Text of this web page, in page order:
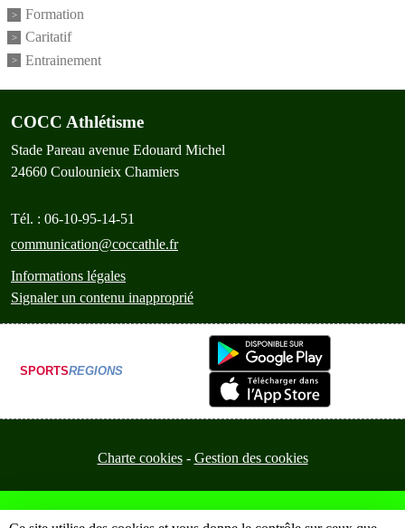
Formation
Caritatif
Entrainement
COCC Athlétisme
Stade Pareau avenue Edouard Michel
24660 Coulounieix Chamiers
Tél. : 06-10-95-14-51
communication@coccathle.fr
Informations légales
Signaler un contenu inapproprié
SPORTSREGIONS
Charte cookies Gestion des cookies